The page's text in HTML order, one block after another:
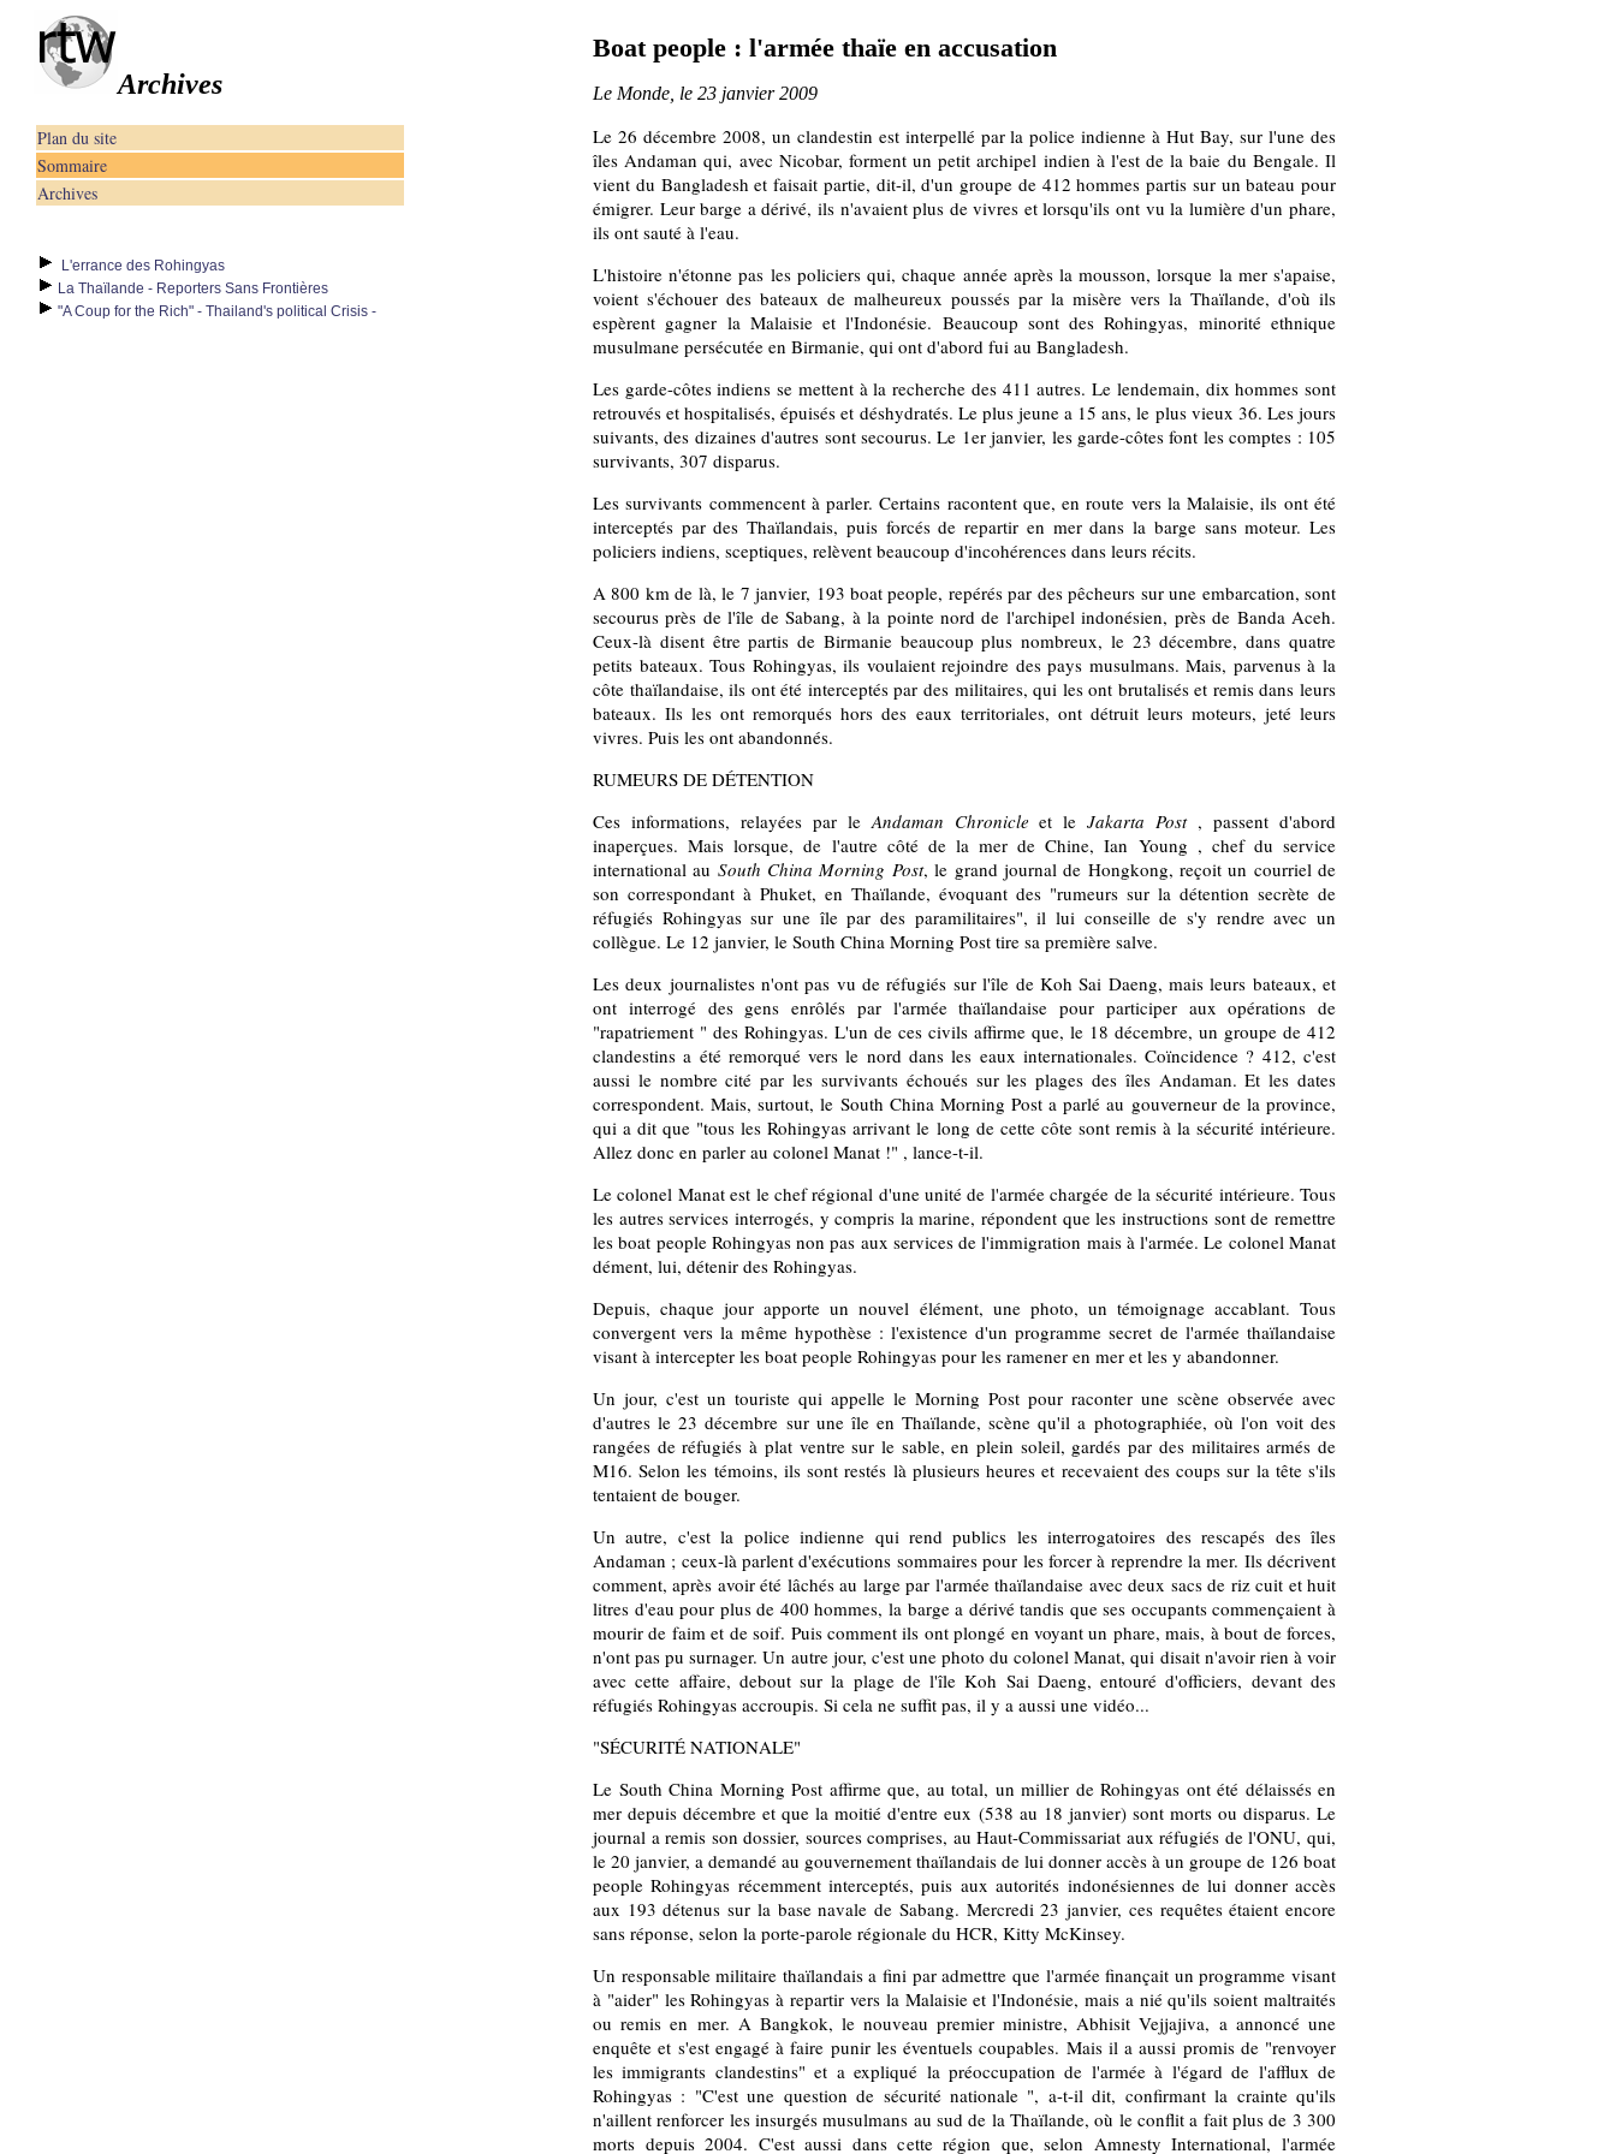
Archives
Plan du site
Sommaire
Archives
L'errance des Rohingyas
La Thaïlande - Reporters Sans Frontières
"A Coup for the Rich" - Thailand's political Crisis -
Boat people : l'armée thaïe en accusation
Le Monde, le 23 janvier 2009
Le 26 décembre 2008, un clandestin est interpellé par la police indienne à Hut Bay, sur l'une des
îles Andaman qui, avec Nicobar, forment un petit archipel indien à l'est de la baie du Bengale. Il
vient du Bangladesh et faisait partie, dit-il, d'un groupe de 412 hommes partis sur un bateau pour
émigrer. Leur barge a dérivé, ils n'avaient plus de vivres et lorsqu'ils ont vu la lumière d'un phare,
ils ont sauté à l'eau.
L'histoire n'étonne pas les policiers qui, chaque année après la mousson, lorsque la mer s'apaise,
voient s'échouer des bateaux de malheureux poussés par la misère vers la Thaïlande, d'où ils
espèrent gagner la Malaisie et l'Indonésie. Beaucoup sont des Rohingyas, minorité ethnique
musulmane persécutée en Birmanie, qui ont d'abord fui au Bangladesh.
Les garde-côtes indiens se mettent à la recherche des 411 autres. Le lendemain, dix hommes sont
retrouvés et hospitalisés, épuisés et déshydratés. Le plus jeune a 15 ans, le plus vieux 36. Les jours
suivants, des dizaines d'autres sont secourus. Le 1er janvier, les garde-côtes font les comptes : 105
survivants, 307 disparus.
Les survivants commencent à parler. Certains racontent que, en route vers la Malaisie, ils ont été
interceptés par des Thaïlandais, puis forcés de repartir en mer dans la barge sans moteur. Les
policiers indiens, sceptiques, relèvent beaucoup d'incohérences dans leurs récits.
A 800 km de là, le 7 janvier, 193 boat people, repérés par des pêcheurs sur une embarcation, sont
secourus près de l'île de Sabang, à la pointe nord de l'archipel indonésien, près de Banda Aceh.
Ceux-là disent être partis de Birmanie beaucoup plus nombreux, le 23 décembre, dans quatre
petits bateaux. Tous Rohingyas, ils voulaient rejoindre des pays musulmans. Mais, parvenus à la
côte thaïlandaise, ils ont été interceptés par des militaires, qui les ont brutalisés et remis dans leurs
bateaux. Ils les ont remorqués hors des eaux territoriales, ont détruit leurs moteurs, jeté leurs
vivres. Puis les ont abandonnés.
RUMEURS DE DÉTENTION
Ces informations, relayées par leAndaman Chronicleet leJakarta Post, passent d'abord
inaperçues. Mais lorsque, de l'autre côté de la mer de Chine, Ian Young , chef du service
international au South ChinaMorning Post, le grand journal de Hongkong, reçoit un courriel de
son correspondant à Phuket, en Thaïlande, évoquant des "rumeurs sur la détention secrète de
réfugiés Rohingyas sur une île par des paramilitaires", il lui conseille de s'y rendre avec un
collègue. Le 12 janvier, le South China Morning Post tire sa première salve.
Les deux journalistes n'ont pas vu de réfugiés sur l'île de Koh Sai Daeng, mais leurs bateaux, et
ont interrogé des gens enrôlés par l'armée thaïlandaise pour participer aux opérations de
"rapatriement " des Rohingyas. L'un de ces civils affirme que, le 18 décembre, un groupe de 412
clandestins a été remorqué vers le nord dans les eaux internationales. Coïncidence ? 412, c'est
aussi le nombre cité par les survivants échoués sur les plages des îles Andaman. Et les dates
correspondent. Mais, surtout, le South China Morning Post a parlé au gouverneur de la province,
qui a dit que "tous les Rohingyas arrivant le long de cette côte sont remis à la sécurité intérieure.
Allez donc en parler au colonel Manat !" , lance-t-il.
Le colonel Manat est le chef régional d'une unité de l'armée chargée de la sécurité intérieure. Tous
les autres services interrogés, y compris la marine, répondent que les instructions sont de remettre
les boat people Rohingyas non pas aux services de l'immigration mais à l'armée. Le colonel Manat
dément, lui, détenir des Rohingyas.
Depuis, chaque jour apporte un nouvel élément, une photo, un témoignage accablant. Tous
convergent vers la même hypothèse : l'existence d'un programme secret de l'armée thaïlandaise
visant à intercepter les boat people Rohingyas pour les ramener en mer et les y abandonner.
Un jour, c'est un touriste qui appelle le Morning Post pour raconter une scène observée avec
d'autres le 23 décembre sur une île en Thaïlande, scène qu'il a photographiée, où l'on voit des
rangées de réfugiés à plat ventre sur le sable, en plein soleil, gardés par des militaires armés de
M16. Selon les témoins, ils sont restés là plusieurs heures et recevaient des coups sur la tête s'ils
tentaient de bouger.
Un autre, c'est la police indienne qui rend publics les interrogatoires des rescapés des îles
Andaman ; ceux-là parlent d'exécutions sommaires pour les forcer à reprendre la mer. Ils décrivent
comment, après avoir été lâchés au large par l'armée thaïlandaise avec deux sacs de riz cuit et huit
litres d'eau pour plus de 400 hommes, la barge a dérivé tandis que ses occupants commençaient à
mourir de faim et de soif. Puis comment ils ont plongé en voyant un phare, mais, à bout de forces,
n'ont pas pu surnager. Un autre jour, c'est une photo du colonel Manat, qui disait n'avoir rien à voir
avec cette affaire, debout sur la plage de l'île Koh Sai Daeng, entouré d'officiers, devant des
réfugiés Rohingyas accroupis. Si cela ne suffit pas, il y a aussi une vidéo...
"SÉCURITÉ NATIONALE"
Le South China Morning Post affirme que, au total, un millier de Rohingyas ont été délaissés en
mer depuis décembre et que la moitié d'entre eux (538 au 18 janvier) sont morts ou disparus. Le
journal a remis son dossier, sources comprises, au Haut-Commissariat aux réfugiés de l'ONU, qui,
le 20 janvier, a demandé au gouvernement thaïlandais de lui donner accès à un groupe de 126 boat
people Rohingyas récemment interceptés, puis aux autorités indonésiennes de lui donner accès
aux 193 détenus sur la base navale de Sabang. Mercredi 23 janvier, ces requêtes étaient encore
sans réponse, selon la porte-parole régionale du HCR, Kitty McKinsey.
Un responsable militaire thaïlandais a fini par admettre que l'armée finançait un programme visant
à "aider" les Rohingyas à repartir vers la Malaisie et l'Indonésie, mais a nié qu'ils soient maltraités
ou remis en mer. A Bangkok, le nouveau premier ministre, Abhisit Vejjajiva, a annoncé une
enquête et s'est engagé à faire punir les éventuels coupables. Mais il a aussi promis de "renvoyer
les immigrants clandestins" et a expliqué la préoccupation de l'armée à l'égard de l'afflux de
Rohingyas : "C'est une question de sécurité nationale ", a-t-il dit, confirmant la crainte qu'ils
n'aillent renforcer les insurgés musulmans au sud de la Thaïlande, où le conflit a fait plus de 3 300
morts depuis 2004. C'est aussi dans cette région que, selon Amnesty International, l'armée